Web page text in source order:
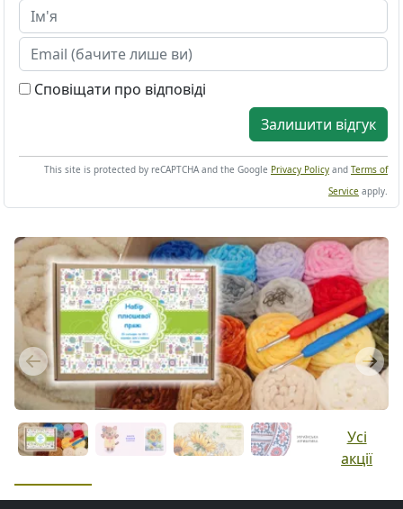
Сповіщати про відповіді
Залишити відгук
This site is protected by reCAPTCHA and the Google Privacy Policy and Terms of
Service apply.
Previous Next
Усі
акції